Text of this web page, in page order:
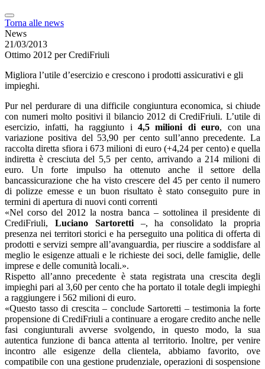
Torna alle news
News
21/03/2013
Ottimo 2012 per CrediFriuli
Migliora l’utile d’esercizio e crescono i prodotti assicurativi e gli
impieghi.
Pur nel perdurare di una difficile congiuntura economica, si chiude
con numeri molto positivi il bilancio 2012 di CrediFriuli. L’utile di
esercizio, infatti, ha raggiunto i 4,5 milioni di euro, con una
variazione positiva del 53,90 per cento sull’anno precedente. La
raccolta diretta sfiora i 673 milioni di euro (+4,24 per cento) e quella
indiretta è cresciuta del 5,5 per cento, arrivando a 214 milioni di
euro. Un forte impulso ha ottenuto anche il settore della
bancassicurazione che ha visto crescere del 45 per cento il numero
di polizze emesse e un buon risultato è stato conseguito pure in
termini di apertura di nuovi conti correnti
«Nel corso del 2012 la nostra banca – sottolinea il presidente di
CrediFriuli, Luciano Sartoretti–, ha consolidato la propria
presenza nei territori storici e ha perseguito una politica di offerta di
prodotti e servizi sempre all’avanguardia, per riuscire a soddisfare al
meglio le esigenze attuali e le richieste dei soci, delle famiglie, delle
imprese e delle comunità locali.».
Rispetto all’anno precedente è stata registrata una crescita degli
impieghi pari al 3,60 per cento che ha portato il totale degli impieghi
a raggiungere i 562 milioni di euro.
«Questo tasso di crescita – conclude Sartoretti – testimonia la forte
propensione di CrediFriuli a continuare a erogare credito anche nelle
fasi congiunturali avverse svolgendo, in questo modo, la sua
autentica funzione di banca attenta al territorio. Inoltre, per venire
incontro alle esigenze della clientela, abbiamo favorito, ove
compatibile con una gestione prudenziale, operazioni di sospensione